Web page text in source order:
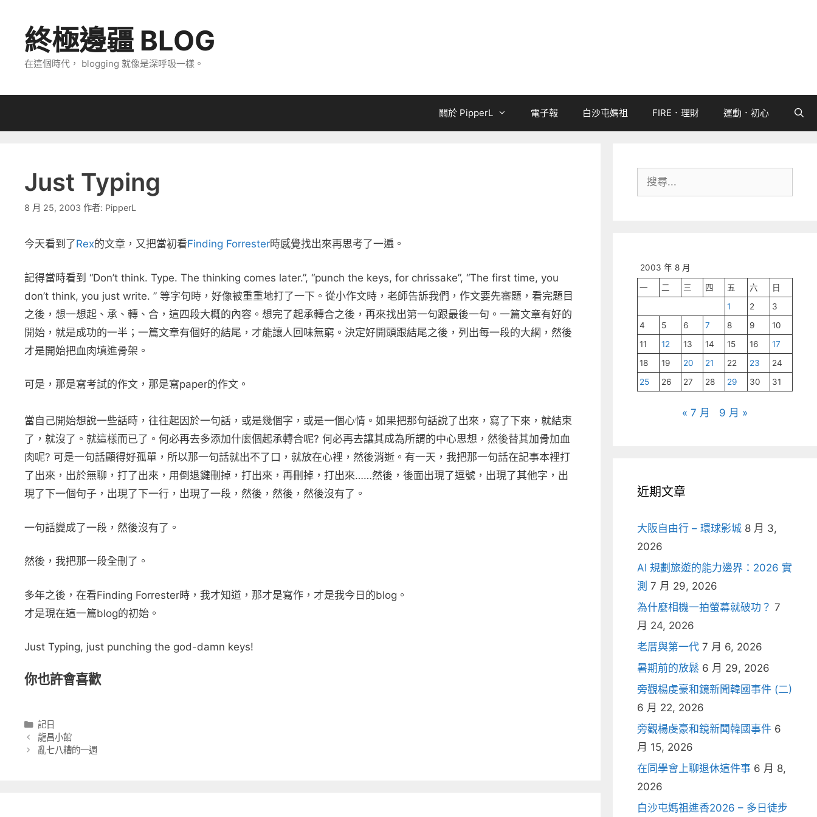
終極邊疆 BLOG
在這個時代， blogging 就像是深呼吸一樣。
關於 PipperL 電子報 白沙屯媽祖 FIRE．理財 運動．初心
Just Typing
8 月 25, 2003 作者: PipperL
今天看到了Rex的文章，又把當初看Finding Forrester時感覺找出來再思考了一遍。
記得當時看到 “Don’t think. Type. The thinking comes later.”, “punch the keys, for chrissake”, “The first time, you
don’t think, you just write. ” 等字句時，好像被重重地打了一下。從小作文時，老師告訴我們，作文要先審題，看完題目
之後，想一想起、承、轉、合，這四段大概的內容。想完了起承轉合之後，再來找出第一句跟最後一句。一篇文章有好的
開始，就是成功的一半；一篇文章有個好的結尾，才能讓人回味無窮。決定好開頭跟結尾之後，列出每一段的大綱，然後
才是開始把血肉填進骨架。
可是，那是寫考試的作文，那是寫paper的作文。
當自己開始想說一些話時，往往起因於一句話，或是幾個字，或是一個心情。如果把那句話說了出來，寫了下來，就結束
了，就沒了。就這樣而已了。何必再去多添加什麼個起承轉合呢? 何必再去讓其成為所謂的中心思想，然後替其加骨加血
肉呢? 可是一句話顯得好孤單，所以那一句話就出不了口，就放在心裡，然後消逝。有一天，我把那一句話在記事本裡打
了出來，出於無聊，打了出來，用倒退鍵刪掉，打出來，再刪掉，打出來……然後，後面出現了逗號，出現了其他字，出
現了下一個句子，出現了下一行，出現了一段，然後，然後，然後沒有了。
一句話變成了一段，然後沒有了。
然後，我把那一段全刪了。
多年之後，在看Finding Forrester時，我才知道，那才是寫作，才是我今日的blog。
才是現在這一篇blog的初始。
Just Typing, just punching the god-damn keys!
你也許會喜歡
分
類
記日
龍昌小館
亂七八糟的一週
尋:
2003 年 8 月
一 二 三 四 五 六
日
1
2
3
4
5 6 7 8 9
10
11
12 13 14 15 16
17
18
19 20 21 22 23
24
25
26 27 28 29 30 31
« 7 月 9 月 »
近期文章
大阪自由行 – 環球影城 8 月 3,
2026
AI 規劃旅遊的能力邊界：2026 實
測 7 月 29, 2026
為什麼相機一拍螢幕就破功？ 7
月 24, 2026
老厝與第一代 7 月 6, 2026
暑期前的放鬆 6 月 29, 2026
旁觀楊虔豪和鏡新聞韓國事件 (二)
6 月 22, 2026
旁觀楊虔豪和鏡新聞韓國事件 6
月 15, 2026
在同學會上聊退休這件事 6 月 8,
2026
白沙屯媽祖進香2026 – 多日徒步